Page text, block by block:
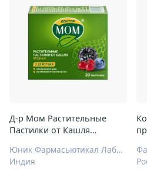
Д-р Мом Растительные
Пастилки от Кашля
Юник Фармасьютикал Лабораториз
Индия